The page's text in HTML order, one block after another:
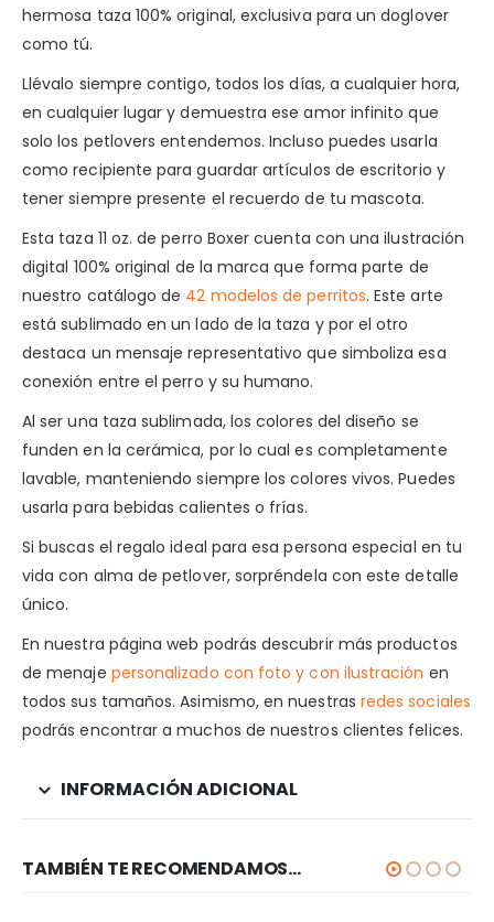
hermosa taza 100% original, exclusiva para un doglover
como tú.
Llévalo siempre contigo, todos los días, a cualquier hora,
en cualquier lugar y demuestra ese amor infinito que
solo los petlovers entendemos. Incluso puedes usarla
como recipiente para guardar artículos de escritorio y
tener siempre presente el recuerdo de tu mascota.
Esta taza 11 oz. de perro Boxer cuenta con una ilustración
digital 100% original de la marca que forma parte de
nuestro catálogo de 42 modelos de perritos. Este arte
está sublimado en un lado de la taza y por el otro
destaca un mensaje representativo que simboliza esa
conexión entre el perro y su humano.
Al ser una taza sublimada, los colores del diseño se
funden en la cerámica, por lo cual es completamente
lavable, manteniendo siempre los colores vivos. Puedes
usarla para bebidas calientes o frías.
Si buscas el regalo ideal para esa persona especial en tu
vida con alma de petlover, sorpréndela con este detalle
único.
En nuestra página web podrás descubrir más productos
de menaje personalizado con foto y con ilustración en
todos sus tamaños. Asimismo, en nuestras redes sociales
podrás encontrar a muchos de nuestros clientes felices.
INFORMACIÓN ADICIONAL
TAMBIÉN TE RECOMENDAMOS…